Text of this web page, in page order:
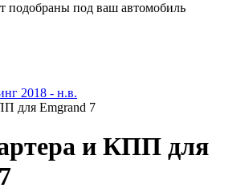
подобраны под ваш автомобиль
2018 - н.в.
для Emgrand 7
и КПП для